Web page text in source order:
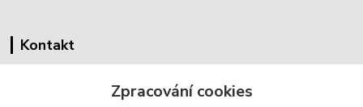
Kontakt
Zpracování cookies